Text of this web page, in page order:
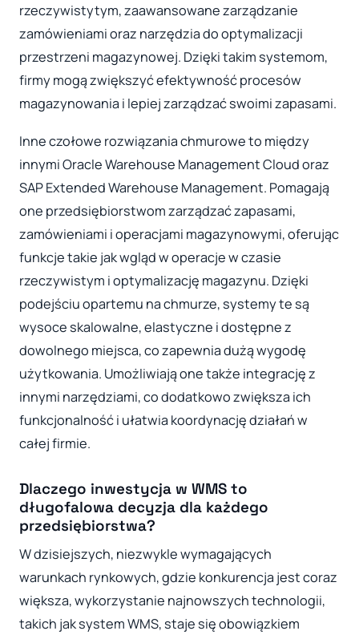
rzeczywistytym, zaawansowane zarządzanie
zamówieniami oraz narzędzia do optymalizacji
przestrzeni magazynowej. Dzięki takim systemom,
firmy mogą zwiększyć efektywność procesów
magazynowania i lepiej zarządzać swoimi zapasami.
Inne czołowe rozwiązania chmurowe to między
innymi Oracle Warehouse Management Cloud oraz
SAP Extended Warehouse Management. Pomagają
one przedsiębiorstwom zarządzać zapasami,
zamówieniami i operacjami magazynowymi, oferując
funkcje takie jak wgląd w operacje w czasie
rzeczywistym i optymalizację magazynu. Dzięki
podejściu opartemu na chmurze, systemy te są
wysoce skalowalne, elastyczne i dostępne z
dowolnego miejsca, co zapewnia dużą wygodę
użytkowania. Umożliwiają one także integrację z
innymi narzędziami, co dodatkowo zwiększa ich
funkcjonalność i ułatwia koordynację działań w
całej firmie.
Dlaczego inwestycja w WMS to
długofalowa decyzja dla każdego
przedsiębiorstwa?
W dzisiejszych, niezwykle wymagających
warunkach rynkowych, gdzie konkurencja jest coraz
większa, wykorzystanie najnowszych technologii,
takich jak system WMS, staje się obowiązkiem